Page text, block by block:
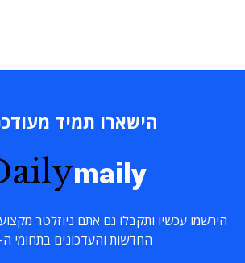
הישארו תמיד
maily
הירשמו עכשיו ותקבלו גם אתם ניוזלטר
החדשות והעדכונים בתחומי ה-ICT